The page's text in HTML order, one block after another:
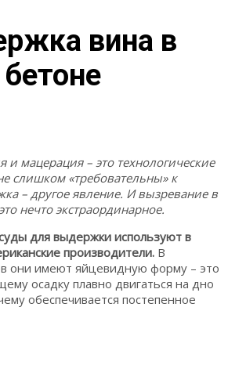
вина в
бетоне
и мацерация – это технологические
слишком «требовательны» к
– другое явление. И вызревание в
нечто экстраординарное.
для выдержки используют в
производители. В
они имеют яйцевидную форму – это
осадку плавно двигаться на дно
обеспечивается постепенное